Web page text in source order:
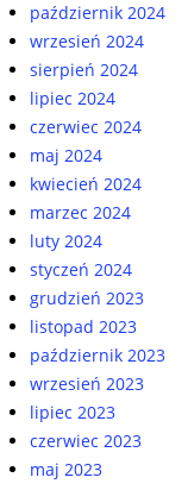
październik 2024
wrzesień 2024
sierpień 2024
lipiec 2024
czerwiec 2024
maj 2024
kwiecień 2024
marzec 2024
luty 2024
styczeń 2024
grudzień 2023
listopad 2023
październik 2023
wrzesień 2023
lipiec 2023
czerwiec 2023
maj 2023